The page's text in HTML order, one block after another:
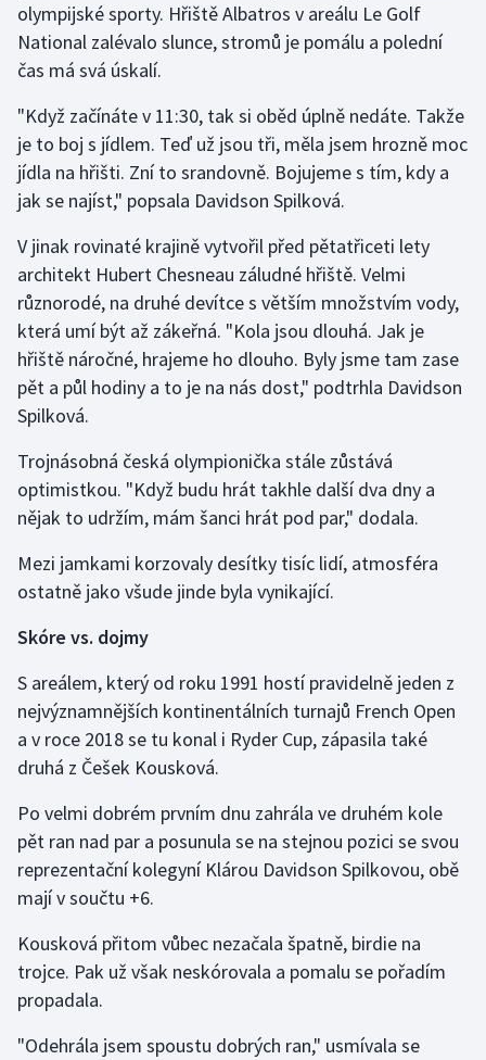
Lyže a snowboard
Moderní pětiboj
Motorsport
Olympijské hry
Plavání
Plážový volejbal
Ragby
Rychlostní kanoistika
Sportovní střelba
Stolní tenis
Triatlon
Veslování
Vodní slalom
Volejbal
Ostatní
olympijské sporty. Hřiště Albatros v areálu Le Golf
National zalévalo slunce, stromů je pomálu a polední
čas má svá úskalí.
"Když začínáte v 11:30, tak si oběd úplně nedáte. Takže
je to boj s jídlem. Teď už jsou tři, měla jsem hrozně moc
jídla na hřišti. Zní to srandovně. Bojujeme s tím, kdy a
jak se najíst," popsala Davidson Spilková.
V jinak rovinaté krajině vytvořil před pětatřiceti lety
architekt Hubert Chesneau záludné hřiště. Velmi
různorodé, na druhé devítce s větším množstvím vody,
která umí být až zákeřná. "Kola jsou dlouhá. Jak je
hřiště náročné, hrajeme ho dlouho. Byly jsme tam zase
pět a půl hodiny a to je na nás dost," podtrhla Davidson
Spilková.
Trojnásobná česká olympionička stále zůstává
optimistkou. "Když budu hrát takhle další dva dny a
nějak to udržím, mám šanci hrát pod par," dodala.
Mezi jamkami korzovaly desítky tisíc lidí, atmosféra
ostatně jako všude jinde byla vynikající.
Skóre vs. dojmy
S areálem, který od roku 1991 hostí pravidelně jeden z
nejvýznamnějších kontinentálních turnajů French Open
a v roce 2018 se tu konal i Ryder Cup, zápasila také
druhá z Češek Kousková.
Po velmi dobrém prvním dnu zahrála ve druhém kole
pět ran nad par a posunula se na stejnou pozici se svou
reprezentační kolegyní Klárou Davidson Spilkovou, obě
mají v součtu +6.
Kousková přitom vůbec nezačala špatně, birdie na
trojce. Pak už však neskórovala a pomalu se pořadím
propadala.
"Odehrála jsem spoustu dobrých ran," usmívala se